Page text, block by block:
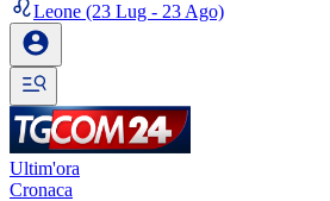
Leone (23 Lug - 23 Ago)
Ultim'ora
Cronaca